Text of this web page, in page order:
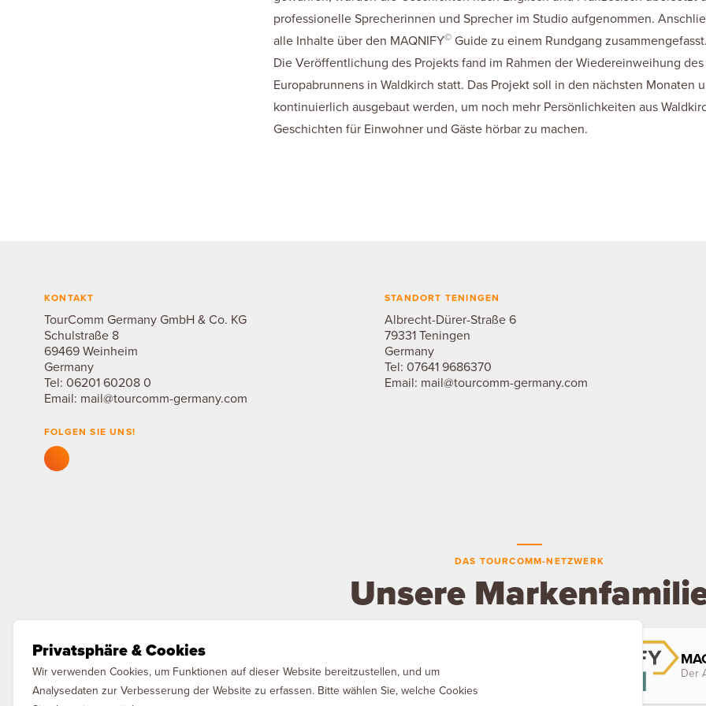
Privatsphäre & Cookies
Wir verwenden Cookies, um Funktionen auf dieser Website bereitzustellen, und um
Analysedaten zur Verbesserung der Website zu erfassen. Bitte wählen Sie, welche Cookies
professionelle Sprecherinnen und Sprecher im Studio aufgenommen.
alle Inhalte über den MAQNIFY© Guide zu einem Rundgang
Die Veröffentlichung des Projekts fand im Rahmen der Wiedereinweihung des
Europabrunnens in Waldkirch statt. Das Projekt soll in den nächsten Monaten
kontinuierlich ausgebaut werden, um noch mehr Persönlichkeiten aus
Geschichten für Einwohner und Gäste hörbar zu machen.
KONTAKT
TourComm Germany GmbH & Co. KG
Schulstraße 8
69469 Weinheim
Germany
Tel: 06201 60208 0
Email: mail@tourcomm-germany.com
FOLGEN SIE UNS!
STANDORT TENINGEN
Albrecht-Dürer-Straße 6
79331 Teningen
Germany
Tel: 07641 9686370
Email: mail@tourcomm-germany.com
DAS TOURCOMM-NETZWERK
Unsere
MAQNIFY Guide
Die Plattform für digitale Guides Der